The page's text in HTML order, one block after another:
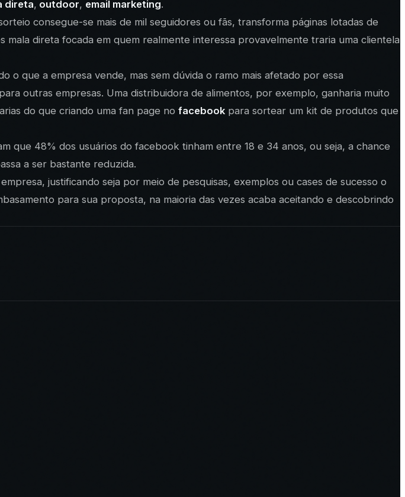
direta, outdoor, email marketing.
consegue-se mais de mil seguidores ou fãs, transforma páginas lotadas de
direta focada em quem realmente interessa provavelmente traria uma clientela
o que a empresa vende, mas sem dúvida o ramo mais afetado por essa
outras empresas. Uma distribuidora de alimentos, por exemplo, ganharia muito
do que criando uma fan page no facebook para sortear um kit de produtos que
que 48% dos usuários do facebook tinham entre 18 e 34 anos, ou seja, a chance
a ser bastante reduzida.
justificando seja por meio de pesquisas, exemplos ou cases de sucesso o
para sua proposta, na maioria das vezes acaba aceitando e descobrindo